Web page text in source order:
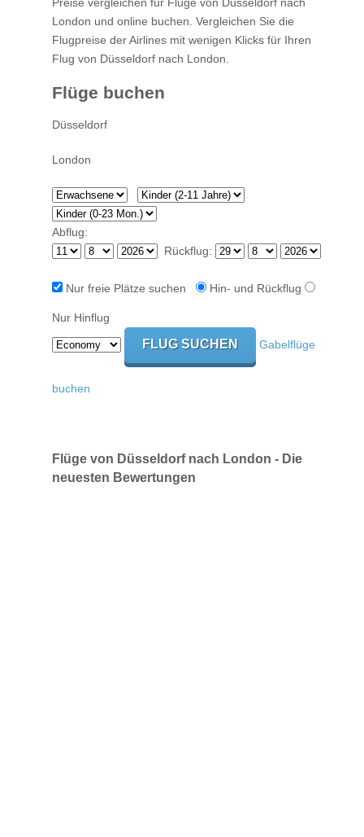
Preise vergleichen für Flüge von Düsseldorf nach
London und online buchen. Vergleichen Sie die
Flugpreise der Airlines mit wenigen Klicks für Ihren
Flug von Düsseldorf nach London.
Flüge buchen
Abflug:
Rückflug:
Nur freie Plätze suchen Hin- und Rückflug
Nur Hinflug
Gabelflüge
buchen
Flüge von Düsseldorf nach London - Die
neuesten Bewertungen